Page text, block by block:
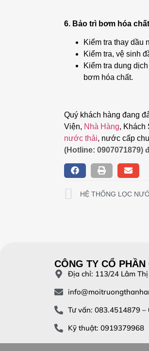
6. Bảo trì bơm hóa
Kiểm tra thay dầu
Kiểm tra, vệ sinh
Kiểm tra dung
bơm hóa chất.
Quý khách hàng đang
Viện, Nhà Hàng, Khách
nước thải, nước cấp
(Hotline: 0907071879)
HỆ THỐNG LỌC
CÔNG TY CỔ
Địa chỉ: 113/24 Lâm Thị
Tư vấn: 083.4514879
Kỹ thuật: 0919379968